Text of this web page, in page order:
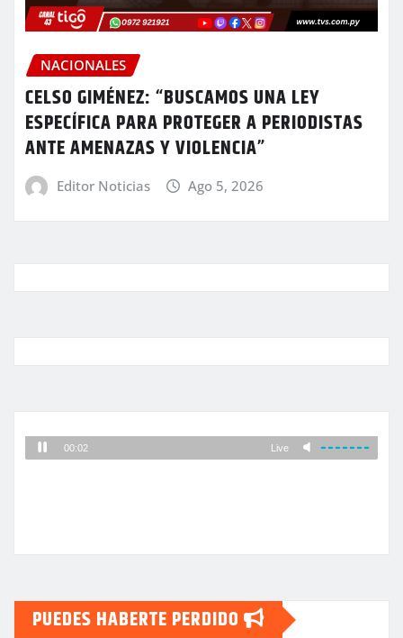
NACIONALES
CELSO GIMÉNEZ: “BUSCAMOS UNA LEY
ESPECÍFICA PARA PROTEGER A PERIODISTAS
ANTE AMENAZAS Y VIOLENCIA”
Editor Noticias Ago 5, 2026
PUEDES HABERTE PERDIDO